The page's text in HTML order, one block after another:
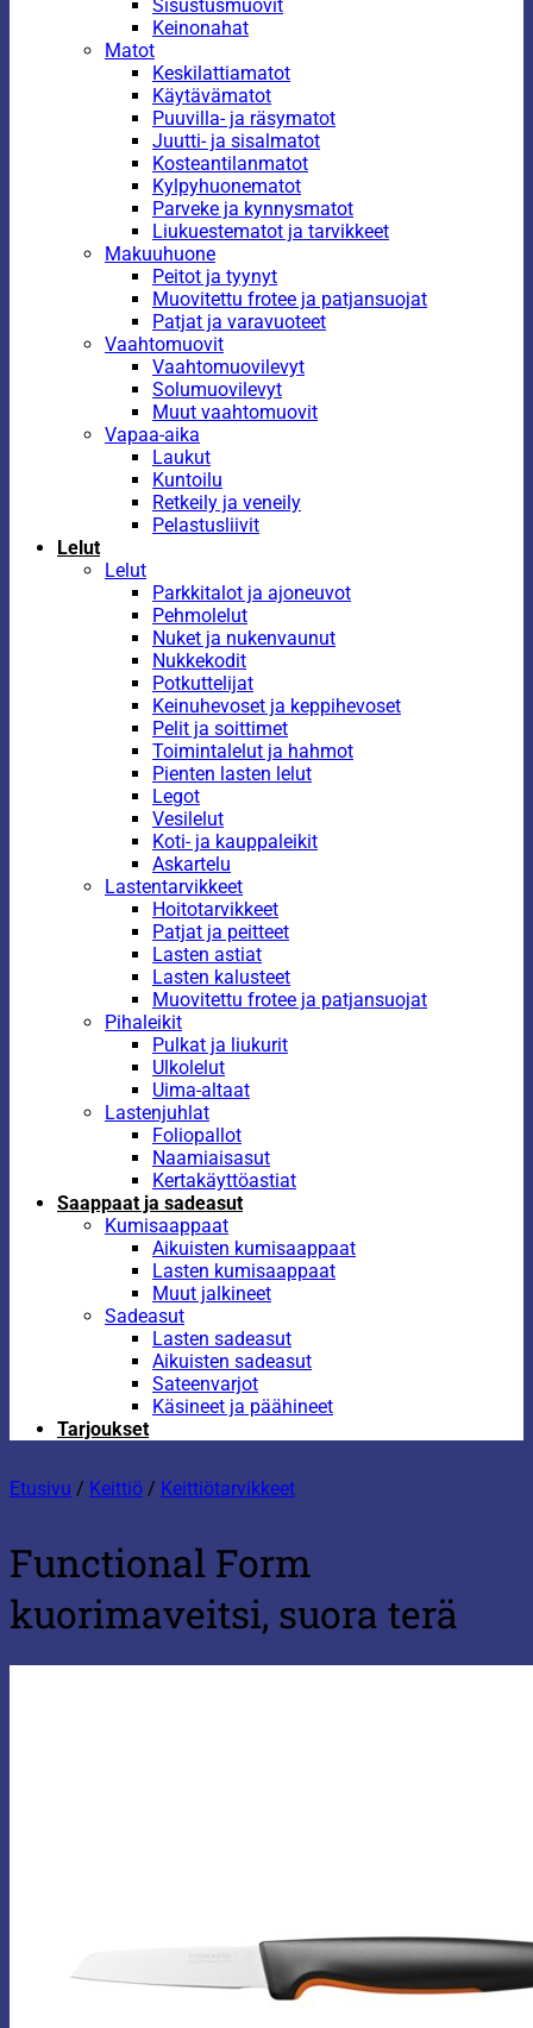
Sisustusmuovit
Keinonahat
Matot
Keskilattiamatot
Käytävämatot
Puuvilla- ja räsymatot
Juutti- ja sisalmatot
Kosteantilanmatot
Kylpyhuonematot
Parveke ja kynnysmatot
Liukuestematot ja tarvikkeet
Makuuhuone
Peitot ja tyynyt
Muovitettu frotee ja patjansuojat
Patjat ja varavuoteet
Vaahtomuovit
Vaahtomuovilevyt
Solumuovilevyt
Muut vaahtomuovit
Vapaa-aika
Laukut
Kuntoilu
Retkeily ja veneily
Pelastusliivit
Lelut
Lelut
Parkkitalot ja ajoneuvot
Pehmolelut
Nuket ja nukenvaunut
Nukkekodit
Potkuttelijat
Keinuhevoset ja keppihevoset
Pelit ja soittimet
Toimintalelut ja hahmot
Pienten lasten lelut
Legot
Vesilelut
Koti- ja kauppaleikit
Askartelu
Lastentarvikkeet
Hoitotarvikkeet
Patjat ja peitteet
Lasten astiat
Lasten kalusteet
Muovitettu frotee ja patjansuojat
Pihaleikit
Pulkat ja liukurit
Ulkolelut
Uima-altaat
Lastenjuhlat
Foliopallot
Naamiaisasut
Kertakäyttöastiat
Saappaat ja sadeasut
Kumisaappaat
Aikuisten kumisaappaat
Lasten kumisaappaat
Muut jalkineet
Sadeasut
Lasten sadeasut
Aikuisten sadeasut
Sateenvarjot
Käsineet ja päähineet
Tarjoukset
Etusivu / Keittiö / Keittiötarvikkeet
Functional Form
kuorimaveitsi, suora terä